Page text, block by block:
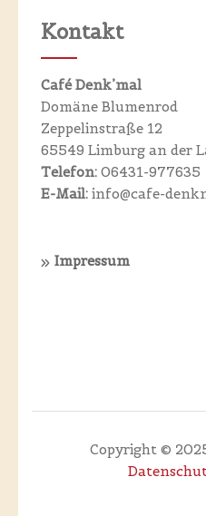
Kontakt
Café Denk’mal
Domäne Blumenrod
Zeppelinstraße 12
65549 Limburg an der
Telefon: 06431-977635
E-Mail: info@cafe-
Impressum
Copyright ©